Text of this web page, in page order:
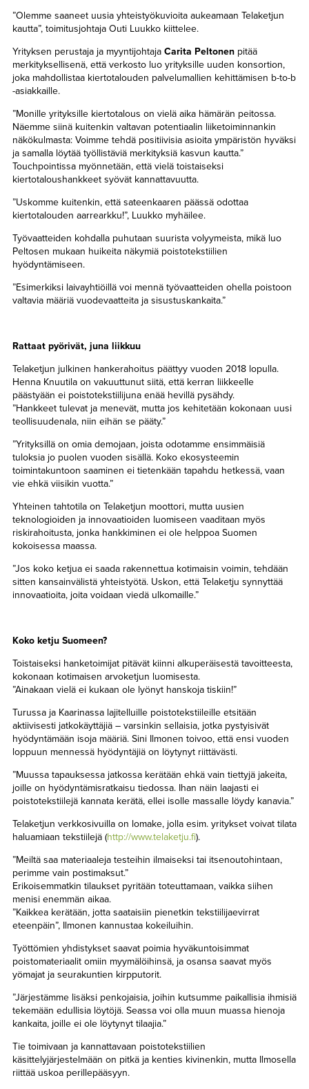
”Olemme saaneet uusia yhteistyökuvioita aukeamaan Telaketjun
kautta”, toimitusjohtaja Outi Luukko kiittelee.
Yrityksen perustaja ja myyntijohtaja Carita Peltonenpitää
merkityksellisenä, että verkosto luo yrityksille uuden konsortion,
joka mahdollistaa kiertotalouden palvelumallien kehittämisen b-to-b
-asiakkaille.
”Monille yrityksille kiertotalous on vielä aika hämärän peitossa.
Näemme siinä kuitenkin valtavan potentiaalin liiketoiminnankin
näkökulmasta: Voimme tehdä positiivisia asioita ympäristön hyväksi
ja samalla löytää työllistäviä merkityksiä kasvun kautta.”
Touchpointissa myönnetään, että vielä toistaiseksi
kiertotaloushankkeet syövät kannattavuutta.
”Uskomme kuitenkin, että sateenkaaren päässä odottaa
kiertotalouden aarrearkku!”, Luukko myhäilee.
Työvaatteiden kohdalla puhutaan suurista volyymeista, mikä luo
Peltosen mukaan huikeita näkymiä poistotekstiilien
hyödyntämiseen.
”Esimerkiksi laivayhtiöillä voi mennä työvaatteiden ohella poistoon
valtavia määriä vuodevaatteita ja sisustuskankaita.”
Rattaat pyörivät, juna liikkuu
Telaketjun julkinen hankerahoitus päättyy vuoden 2018 lopulla.
Henna Knuutila on vakuuttunut siitä, että kerran liikkeelle
päästyään ei poistotekstiilijuna enää hevillä pysähdy.
”Hankkeet tulevat ja menevät, mutta jos kehitetään kokonaan uusi
teollisuudenala, niin eihän se pääty.”
”Yrityksillä on omia demojaan, joista odotamme ensimmäisiä
tuloksia jo puolen vuoden sisällä. Koko ekosysteemin
toimintakuntoon saaminen ei tietenkään tapahdu hetkessä, vaan
vie ehkä viisikin vuotta.”
Yhteinen tahtotila on Telaketjun moottori, mutta uusien
teknologioiden ja innovaatioiden luomiseen vaaditaan myös
riskirahoitusta, jonka hankkiminen ei ole helppoa Suomen
kokoisessa maassa.
”Jos koko ketjua ei saada rakennettua kotimaisin voimin, tehdään
sitten kansainvälistä yhteistyötä. Uskon, että Telaketju synnyttää
innovaatioita, joita voidaan viedä ulkomaille.”
Koko ketju Suomeen?
Toistaiseksi hanketoimijat pitävät kiinni alkuperäisestä tavoitteesta,
kokonaan kotimaisen arvoketjun luomisesta.
”Ainakaan vielä ei kukaan ole lyönyt hanskoja tiskiin!”
Turussa ja Kaarinassa lajitelluille poistotekstiileille etsitään
aktiivisesti jatkokäyttäjiä – varsinkin sellaisia, jotka pystyisivät
hyödyntämään isoja määriä. Sini Ilmonen toivoo, että ensi vuoden
loppuun mennessä hyödyntäjiä on löytynyt riittävästi.
”Muussa tapauksessa jatkossa kerätään ehkä vain tiettyjä jakeita,
joille on hyödyntämisratkaisu tiedossa. Ihan näin laajasti ei
poistotekstiilejä kannata kerätä, ellei isolle massalle löydy kanavia.”
Telaketjun verkkosivuilla on lomake, jolla esim. yritykset voivat tilata
haluamiaan tekstiilejä (http://www.telaketju.fi).
”Meiltä saa materiaaleja testeihin ilmaiseksi tai itsenoutohintaan,
perimme vain postimaksut.”
Erikoisemmatkin tilaukset pyritään toteuttamaan, vaikka siihen
menisi enemmän aikaa.
”Kaikkea kerätään, jotta saataisiin pienetkin tekstiilijaevirrat
eteenpäin”, Ilmonen kannustaa kokeiluihin.
Työttömien yhdistykset saavat poimia hyväkuntoisimmat
poistomateriaalit omiin myymälöihinsä, ja osansa saavat myös
yömajat ja seurakuntien kirpputorit.
”Järjestämme lisäksi penkojaisia, joihin kutsumme paikallisia ihmisiä
tekemään edullisia löytöjä. Seassa voi olla muun muassa hienoja
kankaita, joille ei ole löytynyt tilaajia.”
Tie toimivaan ja kannattavaan poistotekstiilien
käsittelyjärjestelmään on pitkä ja kenties kivinenkin, mutta Ilmosella
riittää uskoa perillepääsyyn.